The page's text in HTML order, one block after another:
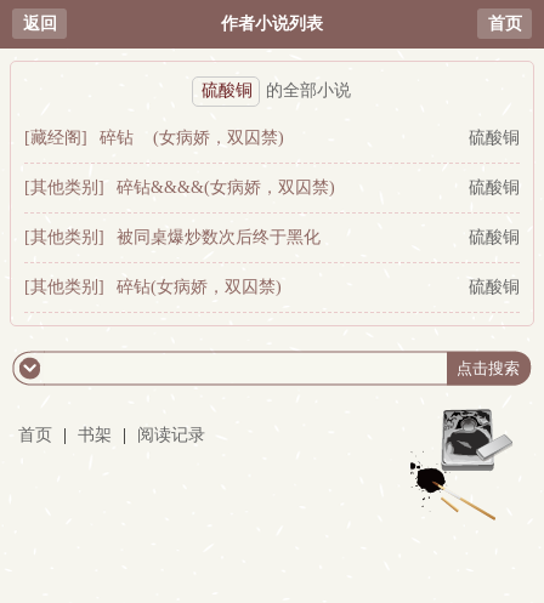
返回 作者小说列表 首页
硫酸铜 的全部小说
[藏经阁] 碎钻 (女病娇，双囚禁) 硫酸铜
[其他类别] 碎钻&&&&(女病娇，双囚禁) 硫酸铜
[其他类别] 被同桌爆炒数次后终于黑化 硫酸铜
[其他类别] 碎钻(女病娇，双囚禁) 硫酸铜
首页 书架 阅读记录